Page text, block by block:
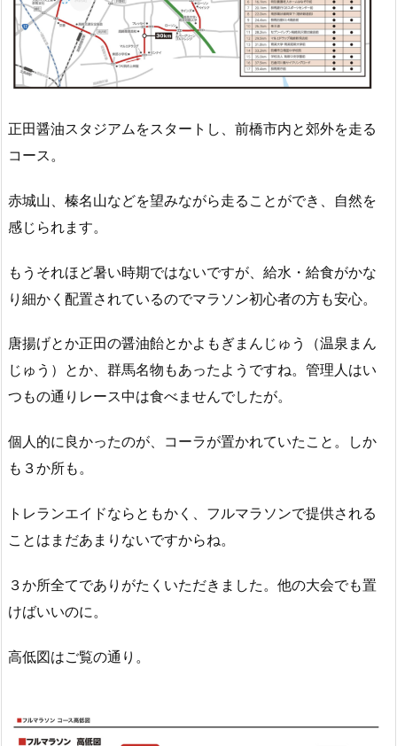
正田醤油スタジアムをスタートし、前橋市内と郊外を走る
コース。
赤城山、榛名山などを望みながら走ることができ、自然を
感じられます。
もうそれほど暑い時期ではないですが、給水・給食がかな
り細かく配置されているのでマラソン初心者の方も安心。
唐揚げとか正田の醤油飴とかよもぎまんじゅう（温泉まん
じゅう）とか、群馬名物もあったようですね。管理人はい
つもの通りレース中は食べませんでしたが。
個人的に良かったのが、コーラが置かれていたこと。しか
も３か所も。
トレランエイドならともかく、フルマラソンで提供される
ことはまだあまりないですからね。
３か所全てでありがたくいただきました。他の大会でも置
けばいいのに。
高低図はご覧の通り。